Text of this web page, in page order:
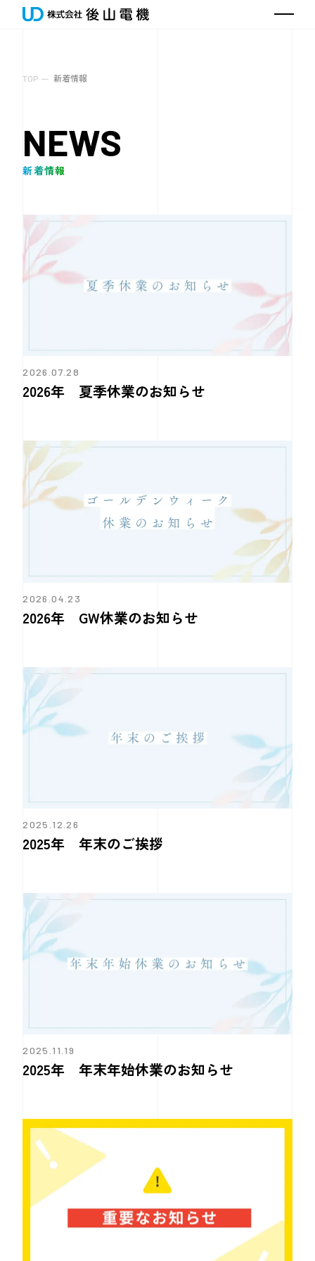
TOP 新着情報
NEWS
新着情報
2026.07.28
2026年 夏季休業のお知らせ
2026.04.23
2026年 GW休業のお知らせ
2025.12.26
2025年 年末のご挨拶
2025.11.19
2025年 年末年始休業のお知らせ